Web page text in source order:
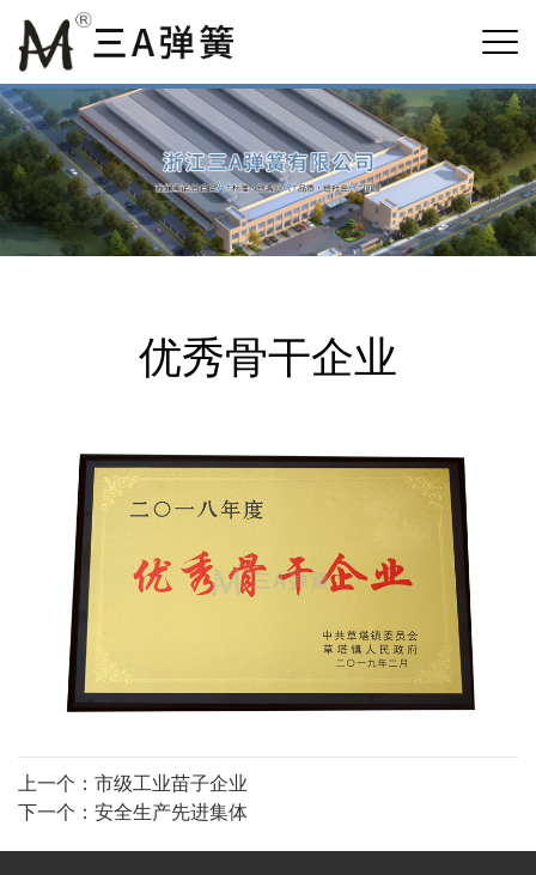
优秀骨干企业
上一个： 市级工业苗子企业
下一个： 安全生产先进集体